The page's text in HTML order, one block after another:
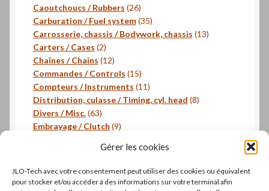
Gérer les cookies
JLO-Tech avec votre consentement peut utiliser des cookies ou équivalent
pour stocker et/ou accéder à des informations sur votre terminal afin
produits
Caoutchoucs / Rubbers 2626
produits
Carburation / Fuel system 3535
produits
Carrosserie, chassis / Bodywork, chassis 1313
Carters / Cases 22
produits
Chaînes / Chains 1212
produits
Commandes / Controls 1515
produits
Compteurs / Instruments 1111
produits
Distribution, culasse / Timing, cyl. head 88
Divers / Misc. 6363
produits
Embrayage / Clutch 99
produits
1818
produits
Pistons, segments / Pistons, rings 3